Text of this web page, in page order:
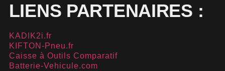
LIENS PARTENAIRES :
KADIK2i.fr
KIFTON-Pneu.fr
Caisse à Outils Comparatif
Batterie-Vehicule.com